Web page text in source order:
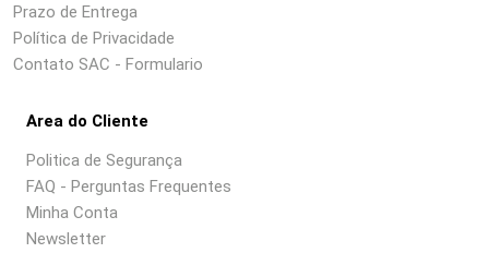
Prazo de Entrega
Política de Privacidade
Contato SAC - Formulario
Area do Cliente
Politica de Segurança
FAQ - Perguntas Frequentes
Minha Conta
Newsletter